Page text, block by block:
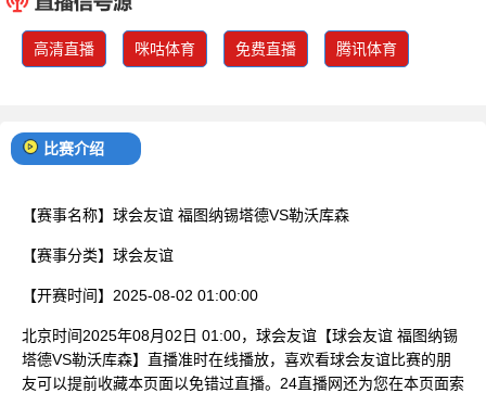
高清直播 咪咕体育 免费直播 腾讯体育
比赛介绍
【赛事名称】 球会友谊 福图纳锡塔德VS勒沃库森
【赛事分类】 球会友谊
【开赛时间】 2025-08-02 01:00:00
北京时间2025年08月02日 01:00，球会友谊【球会友谊 福图纳锡
塔德VS勒沃库森】直播准时在线播放，喜欢看球会友谊比赛的朋
友可以提前收藏本页面以免错过直播。24直播网还为您在本页面索